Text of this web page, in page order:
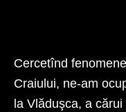
Cercetînd
Craiului, ne-am
la Vlăduşca, a